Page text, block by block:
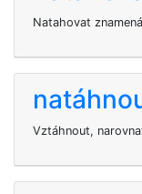
Natahovat
Vztáhnout,